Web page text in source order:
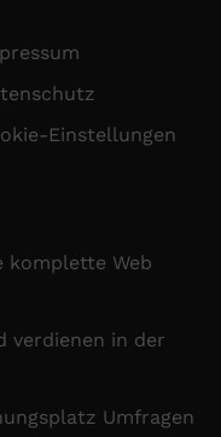
Einstellungen
komplette Web
verdienen in der
Umfragen